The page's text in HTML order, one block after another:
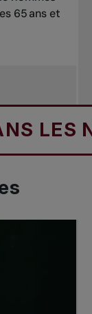
65 ans et